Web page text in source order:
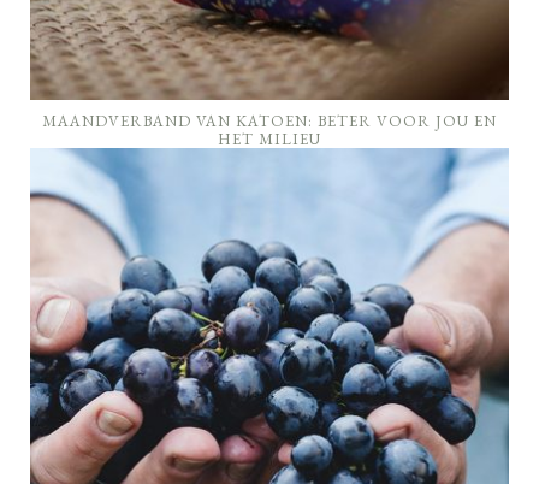
MAANDVERBAND VAN KATOEN: BETER VOOR JOU EN
HET MILIEU